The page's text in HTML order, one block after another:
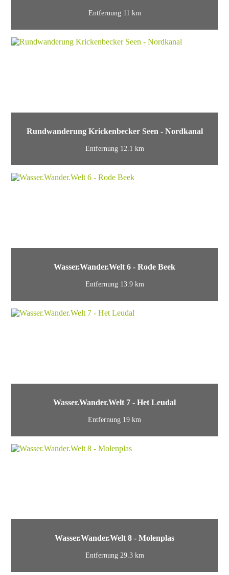
Entfernung 11 km
Rundwanderung Krickenbecker Seen - Nordkanal
Entfernung 12.1 km
Wasser.Wander.Welt 6 - Rode Beek
Entfernung 13.9 km
Wasser.Wander.Welt 7 - Het Leudal
Entfernung 19 km
Wasser.Wander.Welt 8 - Molenplas
Entfernung 29.3 km